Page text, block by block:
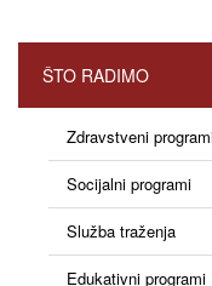
ŠTO RADIMO
Zdravstveni
Socijalni programi
Služba traženja
Edukativni programi